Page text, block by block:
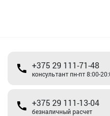
+375 29 111-71-48
консультант пн-пт 8:00-
+375 29 111-13-04
безналичный расчет